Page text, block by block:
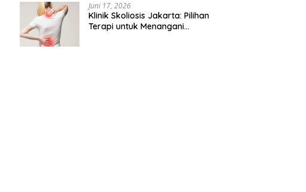
Juni 17, 2026
Klinik Skoliosis Jakarta: Pilihan
Terapi untuk Menangani